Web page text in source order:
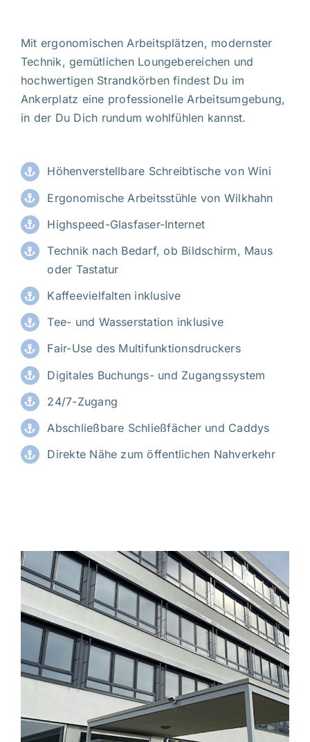
Mit ergonomischen Arbeitsplätzen, modernster
Technik, gemütlichen Loungebereichen und
hochwertigen Strandkörben findest Du im
Ankerplatz eine professionelle Arbeitsumgebung,
in der Du Dich rundum wohlfühlen kannst.
Höhenverstellbare Schreibtische von Wini
Ergonomische Arbeitsstühle von Wilkhahn
Highspeed-Glasfaser-Internet
Technik nach Bedarf, ob Bildschirm, Maus
oder Tastatur
Kaffeevielfalten inklusive
Tee- und Wasserstation inklusive
Fair-Use des Multifunktionsdruckers
Digitales Buchungs- und Zugangssystem
24/7-Zugang
Abschließbare Schließfächer und Caddys
Direkte Nähe zum öffentlichen Nahverkehr